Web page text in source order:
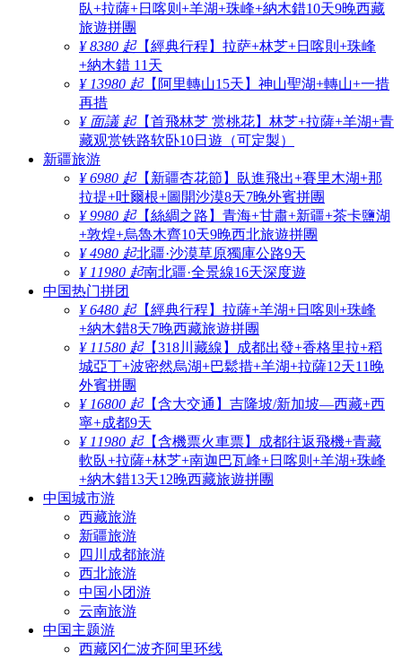
臥+拉薩+日喀则+羊湖+珠峰+納木錯10天9晚西藏
旅遊拼團
¥ 8380 起【經典行程】拉萨+林芝+日喀則+珠峰
+納木錯 11天
¥ 13980 起【阿里轉山15天】神山聖湖+轉山+一措
再措
¥ 面議 起【首飛林芝 赏桃花】林芝+拉薩+羊湖+青
藏观赏铁路软卧10日遊（可定製）
新疆旅游
¥ 6980 起【新疆杏花節】臥進飛出+賽里木湖+那
拉提+吐爾根+圖開沙漠8天7晚外賓拼團
¥ 9980 起【絲綢之路】青海+甘肅+新疆+茶卡鹽湖
+敦煌+烏魯木齊10天9晚西北旅遊拼團
¥ 4980 起北疆·沙漠草原獨庫公路9天
¥ 11980 起南北疆·全景線16天深度遊
中国热门拼团
¥ 6480 起【經典行程】拉薩+羊湖+日喀则+珠峰
+納木錯8天7晚西藏旅遊拼團
¥ 11580 起【318川藏線】成都出發+香格里拉+稻
城亞丁+波密然烏湖+巴鬆措+羊湖+拉薩12天11晚
外賓拼團
¥ 16800 起【含大交通】吉隆坡/新加坡—西藏+西
寧+成都9天
¥ 11980 起【含機票火車票】成都往返飛機+青藏
軟臥+拉薩+林芝+南迦巴瓦峰+日喀则+羊湖+珠峰
+納木錯13天12晚西藏旅遊拼團
中国城市游
西藏旅游
新疆旅游
四川成都旅游
西北旅游
中国小团游
云南旅游
中国主题游
西藏冈仁波齐阿里环线